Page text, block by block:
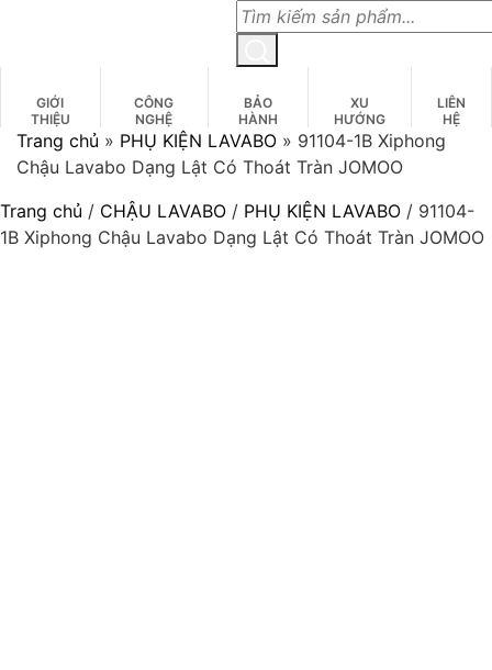
content
GIỚI
THIỆU
CÔNG
NGHỆ
BẢO
HÀNH
XU
HƯỚNG
LIÊN
HỆ
Trang chủ » PHỤ KIỆN LAVABO » 91104-1B Xiphong
Chậu Lavabo Dạng Lật Có Thoát Tràn JOMOO
Trang chủ / CHẬU LAVABO / PHỤ KIỆN LAVABO / 91104-
1B Xiphong Chậu Lavabo Dạng Lật Có Thoát Tràn JOMOO